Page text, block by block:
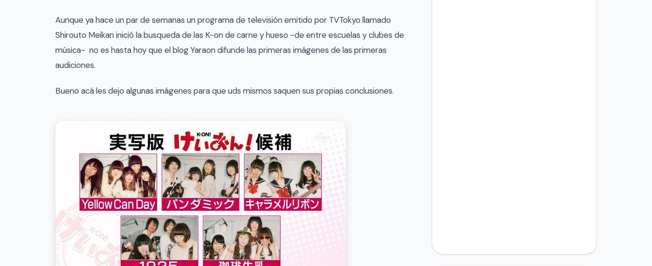
Aunque ya hace un par de semanas un programa de televisión emitido por TVTokyo llamado
Shirouto Meikan inició la busqueda de las K-on de carne y hueso -de entre escuelas y clubes de
música- no es hasta hoy que el blog Yaraon difunde las primeras imágenes de las primeras
audiciones.
Bueno acá les dejo algunas imágenes para que uds mismos saquen sus propias conclusiones.